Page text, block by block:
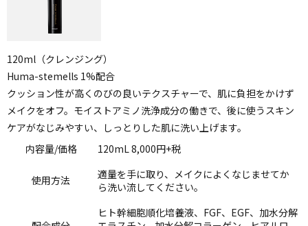
120ml（クレンジング）
Huma-stemells 1%配合
クッション性が高くのびの良いテクスチャーで、肌に負担をかけず
メイクをオフ。モイストアミノ洗浄成分の働きで、後に使うスキン
ケアがなじみやすい、しっとりした肌に洗い上げます。
内容量/価格
120mL 8,000円+税
使用方法
適量を手に取り、メイクによくなじませてか
ら洗い流してください。
ヒト幹細胞順化培養液、FGF、EGF、加水分解